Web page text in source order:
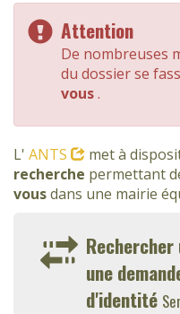
Attention
De nombreuses
du dossier se
vous.
L' ANTS met à
recherche permettant
vousdans une mairie
une
d'identité